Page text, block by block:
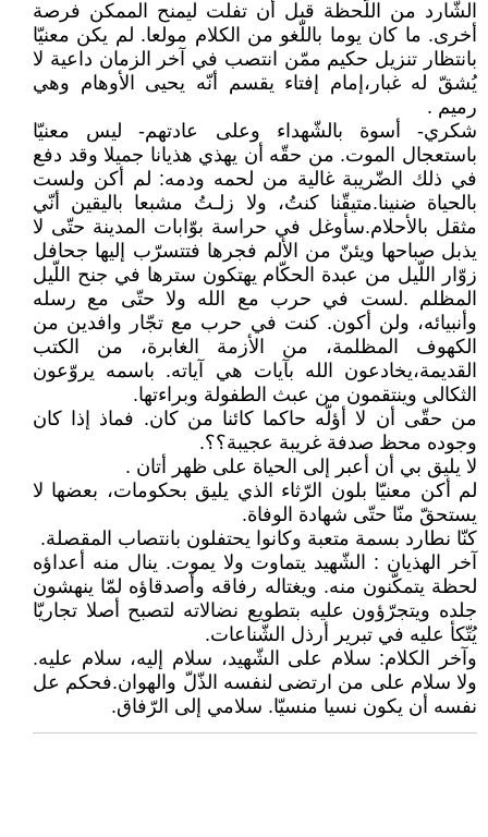
الشّارد من اللّحظة قبل أن تفلت ليمنح الممكن فرصة
أخرى. ما كان يوما باللّغو من الكلام مولعا. لم يكن معنيّا
بانتظار تنزيل حكيم ممّن انتصب في آخر الزمان داعية لا
يُشقّ له غبار،إمام إفتاء يقسم أنّه يحيى الأوهام وهي
رميم .
شكري- أسوة بالشّهداء وعلى عادتهم- ليس معنيّا
باستعجال الموت. من حقّه أن يهذي هذيانا جميلا وقد دفع
في ذلك الضّريبة غالية من لحمه ودمه: لم أكن ولست
بالحياة ضنينا.متيقّنا كنتُ، ولا زلـتُ مشبعا باليقين أنّي
مثقل بالأحلام.سأوغل في حراسة بوّابات المدينة حتّى لا
يذبل صباحها ويئنّ من الألم فجرها فتتسرّب إليها جحافل
زوّار اللّيل من عبدة الحكّام يهتكون سترها في جنح اللّيل
المظلم .لست في حرب مع الله ولا حتّى مع رسله
وأنبيائه، ولن أكون. كنت في حرب مع تجّار وافدين من
الكهوف المظلمة، من الأزمة الغابرة، من الكتب
القديمة،يخادعون الله بآيات هي آياته. باسمه يروّعون
الثكالى وينتقمون من عبث الطفولة وبراءتها.
من حقّى أن لا أؤلّه حاكما كائنا من كان. فماذ إذا كان
وجوده محظ صدفة غريبة عجيبة؟؟.
لا يليق بي أن أعبر إلى الحياة على ظهر أتان .
لم أكن معنيّا بلون الرّثاء الذي يليق بحكومات، بعضها لا
يستحقّ منّا حتّى شهادة الوفاة.
كنّا نطارد بسمة متعبة وكانوا يحتفلون بانتصاب المقصلة.
آخر الهذيان : الشّهيد يتماوت ولا يموت. ينال منه أعداؤه
لحظة يتمكّنون منه. ويغتاله رفاقه وأصدقاؤه لمّا ينهشون
جلده ويتجرّؤون عليه بتطويع نضالاته لتصبح أصلا تجاريّا
يُتّكأ عليه في تبرير أرذل الشّناعات.
وآخر الكلام: سلام على الشّهيد، سلام إليه، سلام عليه.
ولا سلام على من ارتضى لنفسه الذّلّ والهوان.فحكم عل
نفسه أن يكون نسيا منسيّا. سلامي إلى الرّفاق.